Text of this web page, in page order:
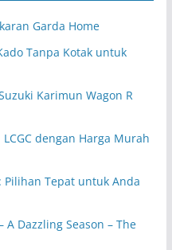
Garda Home
Tanpa Kotak untuk
Karimun Wagon R
dengan Harga Murah
Pilihan Tepat untuk Anda
Dazzling Season – The